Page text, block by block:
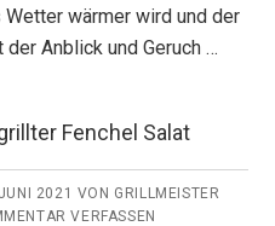
Wetter wärmer wird und der
Anblick und Geruch …
Fenchel Salat
2021 VON GRILLMEISTER
VERFASSEN